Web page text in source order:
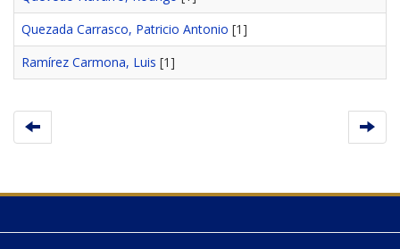
Quezada Carrasco, Patricio Antonio [1]
Ramírez Carmona, Luis [1]